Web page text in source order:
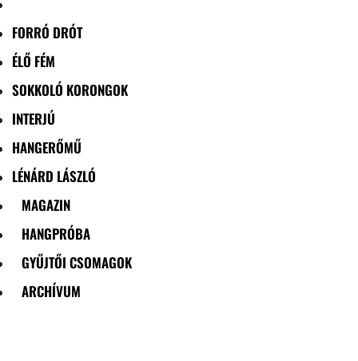
FORRÓ DRÓT
ÉLŐ FÉM
SOKKOLÓ KORONGOK
INTERJÚ
HANGERŐMŰ
LÉNÁRD LÁSZLÓ
MAGAZIN
HANGPRÓBA
GYŰJTŐI CSOMAGOK
ARCHÍVUM